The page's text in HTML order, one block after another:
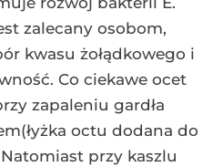
zalecany osobom,
kwasu żołądkowego i
Co ciekawe ocet
zapaleniu gardła
octu dodana do
przy kaszlu